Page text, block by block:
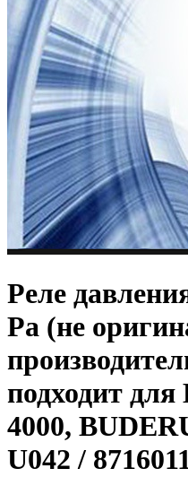
Реле
Pa (не
подходит
4000,
U042 /